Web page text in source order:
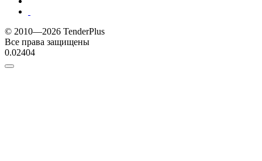
© 2010—2026 TenderPlus
Все права защищены
0.02404